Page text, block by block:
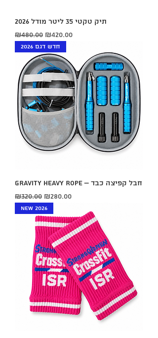
תיק טקטי 35 ליטר מודל 2026
Regular Price
₪480.00 Sale Price
₪420.00
חדש דגם 2026
GRAVITY HEAVY ROPE – חבל קפיצה כבד
Regular Price
₪320.00 Sale Price
₪280.00
New 2026